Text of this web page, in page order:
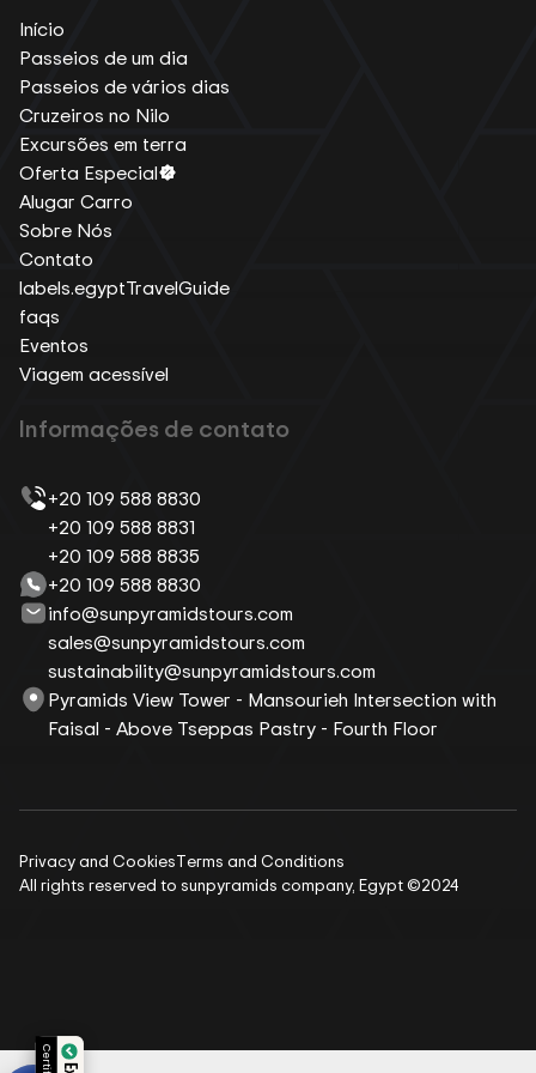
Início
Passeios de um dia
Passeios de vários dias
Cruzeiros no Nilo
Excursões em terra
Oferta Especial
Alugar Carro
Sobre Nós
Contato
labels.egyptTravelGuide
faqs
Eventos
Viagem acessível
Informações de contato
+20 109 588 8830
+20 109 588 8831
+20 109 588 8835
+20 109 588 8830
info@sunpyramidstours.com
sales@sunpyramidstours.com
sustainability@sunpyramidstours.com
Pyramids View Tower - Mansourieh Intersection with
Faisal - Above Tseppas Pastry - Fourth Floor
All rights reserved to sunpyramids company, Egypt ©2024
Privacy and CookiesTerms and Conditions